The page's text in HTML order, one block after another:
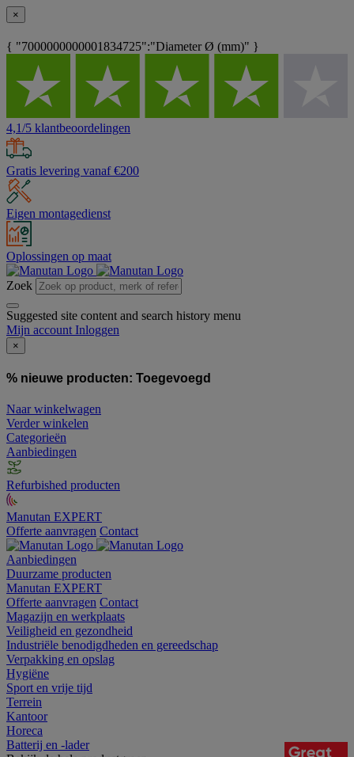
×
{ "7000000000001834725":"Diameter Ø (mm)" }
4,1/5 klantbeoordelingen
Gratis levering vanaf €200
Eigen montagedienst
Oplossingen op maat
Zoek
Suggested site content and search history menu
Mijn account Inloggen
×
% nieuwe producten: Toegevoegd
Naar winkelwagen
Verder winkelen
Categorieën
Aanbiedingen
Refurbished producten
Manutan EXPERT
Offerte aanvragen Contact
Aanbiedingen
Duurzame producten
Manutan EXPERT
Offerte aanvragen Contact
Magazijn en werkplaats
Veiligheid en gezondheid
Industriële benodigdheden en gereedschap
Verpakking en opslag
Hygiëne
Sport en vrije tijd
Terrein
Kantoor
Horeca
Batterij en -lader